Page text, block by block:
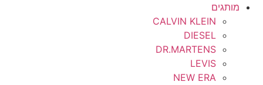
מותגים
CALVIN KLEIN
DIESEL
DR.MARTENS
LEVIS
NEW ERA